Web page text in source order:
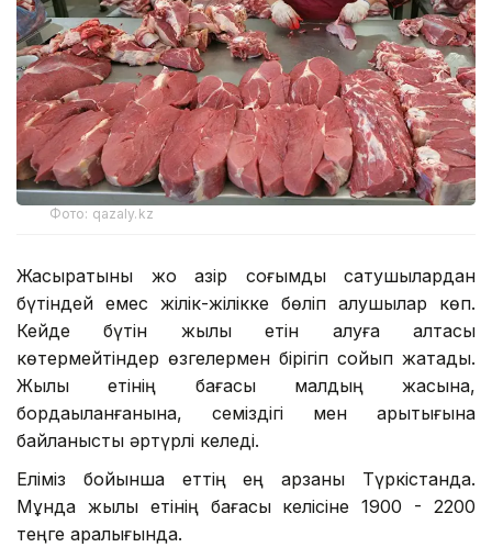
Фото: qazaly.kz
Жасыратыны жоқ қазір соғымды сатушылардан
бүтіндей емес жілік-жілікке бөліп алушылар көп.
Кейде бүтін жылқы етін алуға қалтасы
көтермейтіндер өзгелермен бірігіп сойып жатады.
Жылқы етінің бағасы малдың жасына,
бордақыланғанына, семіздігі мен арықтығына
байланысты әртүрлі келеді.
Еліміз бойынша еттің ең арзаны Түркістанда.
Мұнда жылқы етінің бағасы келісіне 1900 - 2200
теңге аралығында.